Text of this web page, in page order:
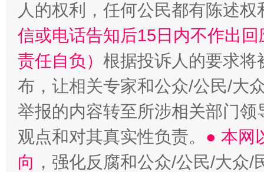
“蜀中异人”王建安的艺术幻境
人的权利，任何公民都有陈述
信或电话告知后15日内不作出
责任自负） 根据投诉人的要求将
布，让相关专家和公众/公民/大
举报的内容转至所涉相关部门
观点和对其真实性负责。 ● 本网
向 ，强化反腐和公众/公民/大众